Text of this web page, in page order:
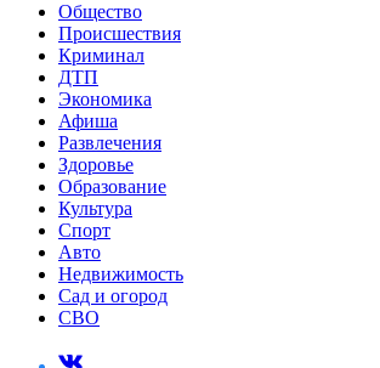
Общество
Происшествия
Криминал
ДТП
Экономика
Афиша
Развлечения
Здоровье
Образование
Культура
Спорт
Авто
Недвижимость
Сад и огород
СВО